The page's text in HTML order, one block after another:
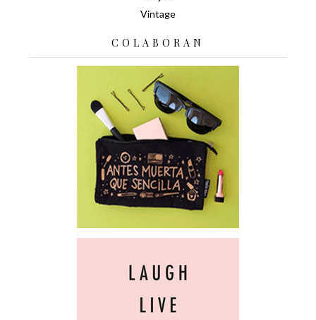
Vintage
COLABORAN